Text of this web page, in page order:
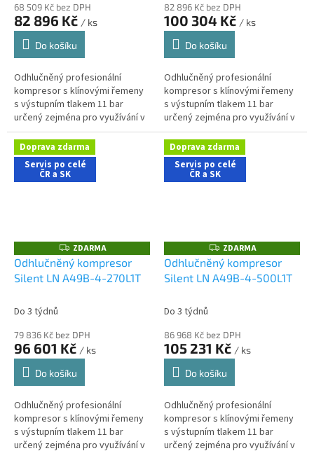
68 509 Kč bez DPH
82 896 Kč / ks
Do košíku
Odhlučněný profesionální
kompresor s klínovými řemeny
s výstupním tlakem 11 bar
určený zejména pro využívání v
řemeslnických aplikacích s
nároky na nízkou hlučnost
stroje....
82 896 Kč bez DPH
100 304 Kč / ks
Do košíku
Odhlučněný profesionální
kompresor s klínovými řemeny
s výstupním tlakem 11 bar
určený zejména pro využívání v
řemeslnických aplikacích s
nároky na nízkou hlučnost
stroje....
Doprava zdarma
Servis po celé
ČR a SK
Z
D
A
R
ZDARMA
Odhlučněný kompresor
Silent LN A49B-4-270L1T
Do 3 týdnů
79 836 Kč bez DPH
96 601 Kč / ks
Do košíku
Odhlučněný profesionální
kompresor s klínovými řemeny
s výstupním tlakem 11 bar
určený zejména pro využívání v
Doprava zdarma
Servis po celé
ČR a SK
Z
D
A
R
ZDARMA
Odhlučněný kompresor
Silent LN A49B-4-500L1T
Do 3 týdnů
86 968 Kč bez DPH
105 231 Kč / ks
Do košíku
Odhlučněný profesionální
kompresor s klínovými řemeny
s výstupním tlakem 11 bar
určený zejména pro využívání v